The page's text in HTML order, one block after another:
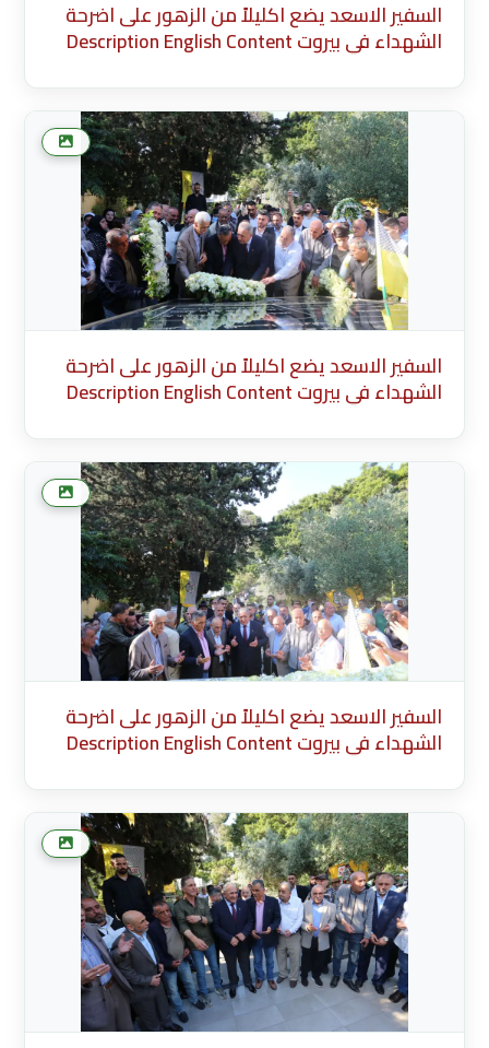
السفير الاسعد يضع اكليلاً من الزهور على اضرحة
الشهداء في بيروت Description English Content
more media after this Add Media Done
السفير الاسعد يضع اكليلاً من الزهور على اضرحة
الشهداء في بيروت Description English Content
more media after this Add Media Done
السفير الاسعد يضع اكليلاً من الزهور على اضرحة
الشهداء في بيروت Description English Content
more media after this Add Media Done